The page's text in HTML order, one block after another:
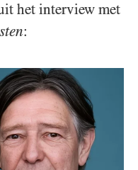
het interview met
: